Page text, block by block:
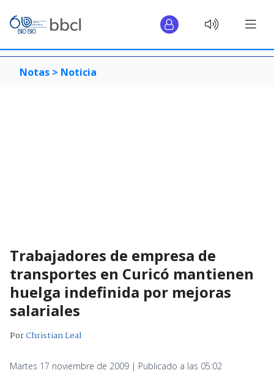
Notas > Noticia
Trabajadores de empresa de
transportes en Curicó mantienen
huelga indefinida por mejoras
salariales
PorChristian Leal
Martes 17 noviembre de 2009 | Publicado a las 05:02